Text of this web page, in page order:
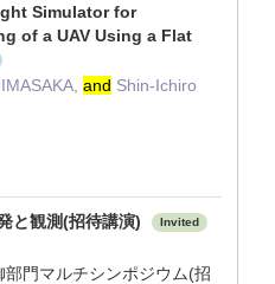
Simulator for
of a UAV Using a Flat
and Shin-Ichiro
と観測(招待講演) Invited
門マルチシンポジウム(招